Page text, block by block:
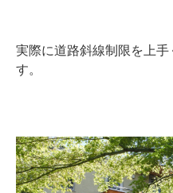
実際に道路斜線制限を上
す。